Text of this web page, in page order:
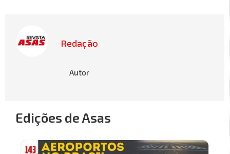
Redação
Autor
Edições de Asas